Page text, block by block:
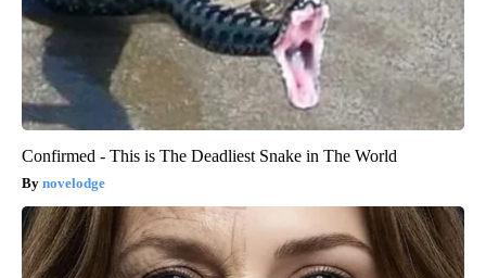
Confirmed - This is The Deadliest Snake in The World
novelodge